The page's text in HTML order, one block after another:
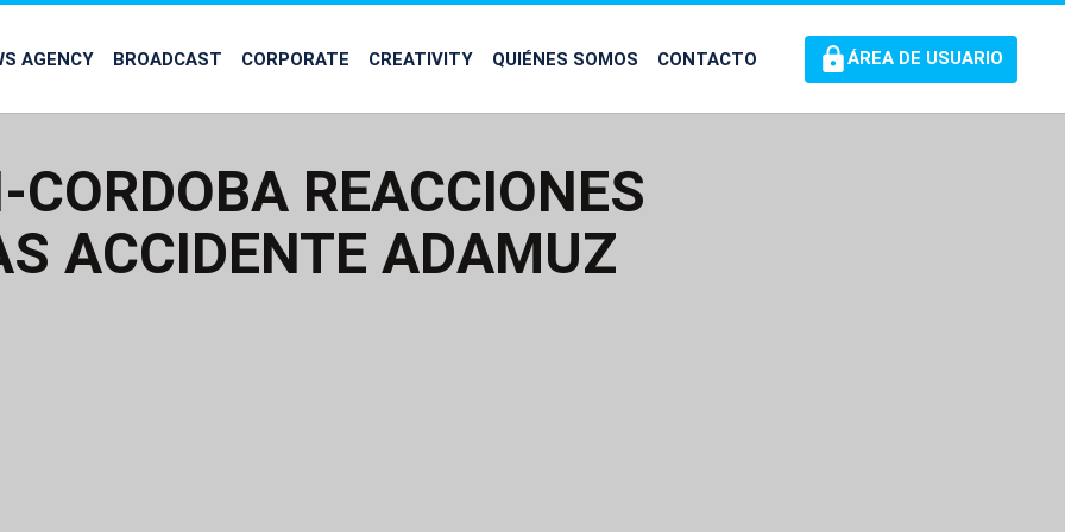
AGENCY BROADCAST CORPORATE CREATIVITY QUIÉNES SOMOS CONTACTO ÁREA DE USUARIO
REACCIONES
ACCIDENTE ADAMUZ